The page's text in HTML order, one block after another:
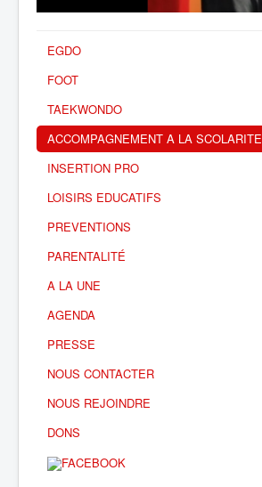
EGDO
FOOT
TAEKWONDO
ACCOMPAGNEMENT A LA SCOLARITE
INSERTION PRO
LOISIRS EDUCATIFS
PREVENTIONS
PARENTALITÉ
A LA UNE
AGENDA
PRESSE
NOUS CONTACTER
NOUS REJOINDRE
DONS